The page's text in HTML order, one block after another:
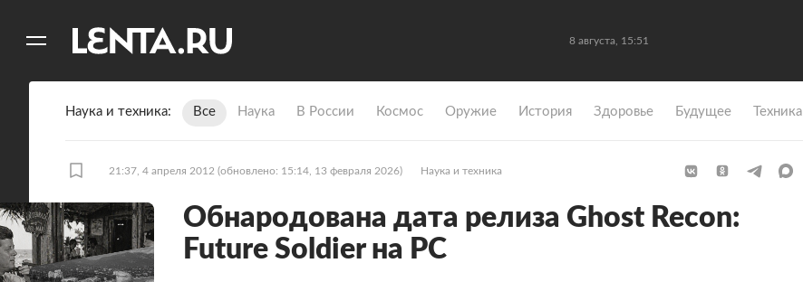
8 августа, 15:51
Наука и техника Все Наука В России Космос Оружие История Здоровье Будущее Техника
21:37, 4 апреля 2012 (обновлено: 15:14, 13 февраля 2026) Наука и техника
Обнародована дата релиза Ghost Recon:
Future Soldier на PC